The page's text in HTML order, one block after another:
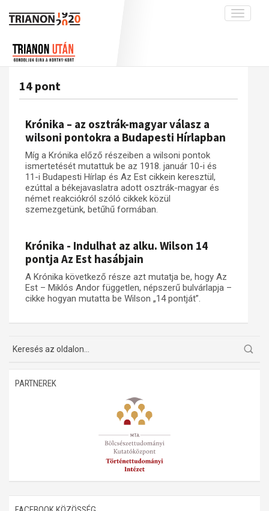
Toggle
A békerendszer megszilárdulása
Utókor és emlékezet
Galéria
Adatbázis
Emlékművek (feltöltés alatt)
Menekültek
Visszhang
Publikációk
Kapcsolat
Dokumentumok
A trianoni szerződés
Műhelymunkák
14 pont
Krónika – az osztrák-magyar válasz a
wilsoni pontokra a Budapesti Hírlapban
Míg a Krónika előző részeiben a wilsoni pontok
ismertetését mutattuk be az 1918. január 10-i és
11-i Budapesti Hírlap és Az Est cikkein keresztül,
ezúttal a békejavaslatra adott osztrák-magyar és
német reakciókról szóló cikkek közül
szemezgetünk, betűhű formában.
Krónika - Indulhat az alku. Wilson 14
pontja Az Est hasábjain
A Krónika következő része azt mutatja be, hogy Az
Est – Miklós Andor független, népszerű bulvárlapja –
cikke hogyan mutatta be Wilson „14 pontját”.
PARTNEREK